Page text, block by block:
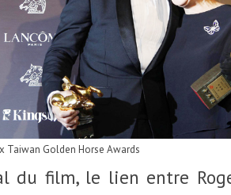
Taiwan Golden Horse Awards
du film, le lien entre